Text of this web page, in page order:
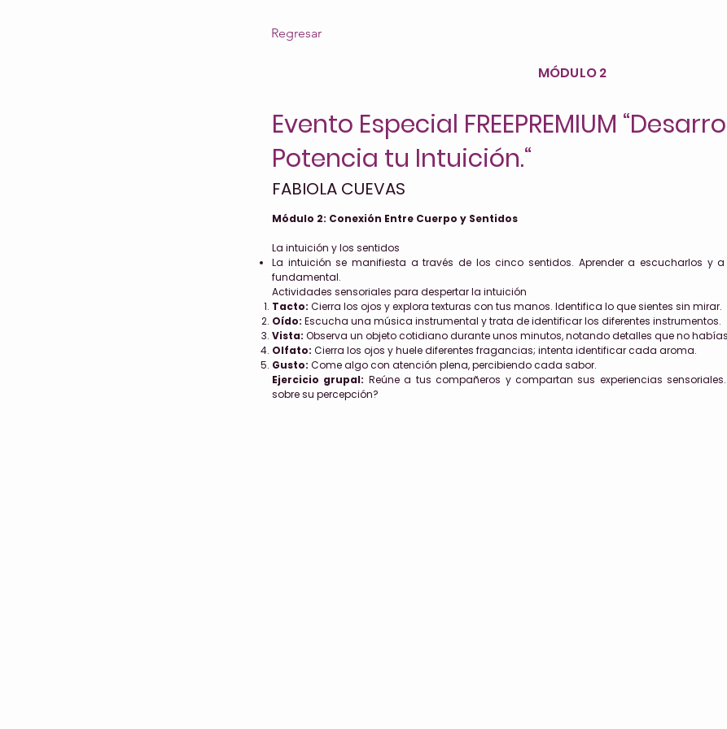
Regresar
MÓDULO 2
Evento Especial FREEPREMIUM
Potencia tu Intuición.“
FABIOLA CUEVAS
Módulo 2: Conexión Entre Cuerpo y Sentidos
La intuición y los sentidos
La intuición se manifiesta a través de los cinco sentidos. Aprender a escucharlos y
fundamental.
Actividades sensoriales para despertar la intuición
Tacto: Cierra los ojos y explora texturas con tus manos. Identifica lo que sientes sin mirar.
Oído: Escucha una música instrumental y trata de identificar los diferentes instrumentos.
Vista: Observa un objeto cotidiano durante unos minutos, notando detalles que no
Olfato: Cierra los ojos y huele diferentes fragancias; intenta identificar cada aroma.
Gusto: Come algo con atención plena, percibiendo cada sabor.
Ejercicio grupal: Reúne a tus compañeros y compartan sus experiencias sensoriales.
sobre su percepción?